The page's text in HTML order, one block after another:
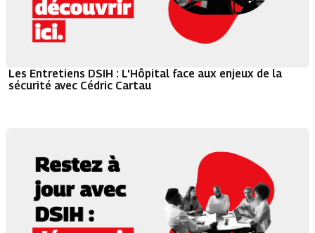
Les Entretiens DSIH : L'Hôpital face aux enjeux de la
sécurité avec Cédric Cartau